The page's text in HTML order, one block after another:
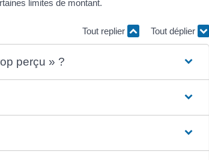
limites de montant.
Tout replier Tout déplier
perçu » ?